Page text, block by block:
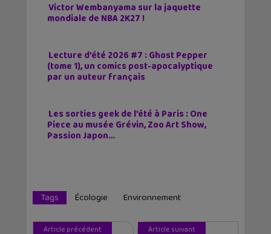
Victor Wembanyama sur la jaquette
mondiale de NBA 2K27 !
Lecture d’été 2026 #7 : Ghost Pepper
(tome 1), un comics post-apocalyptique
par un auteur français
Les sorties geek de l’été à Paris : One
Piece au musée Grévin, Zoo Art Show,
Passion Japon…
Tags Écologie Environnement
Article précédent Article suivant